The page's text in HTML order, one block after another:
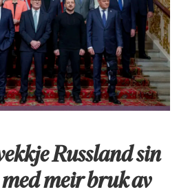
Russland sin
meir bruk av